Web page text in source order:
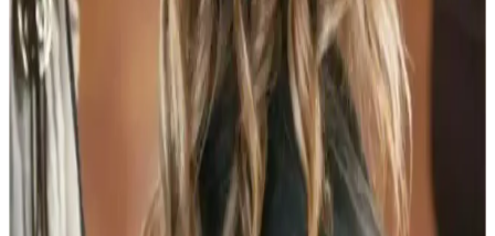
Ryvon’un 1500 watt gücündeki saç kurutma makinesi, yüksek hava
akışı ve iyon teknolojisi ile hızlı, sağlıklı ve parlak saçlar için ideal.
Ergonomik tasarımıyla kullanım konforu sağlar.
Saç Maşası Seçimi ve Kullanım İpuçları: Doğru
Model ve Sağlıklı Saçlar İçin Rehber
Saç maşası seçiminde model, kaplama ve kullanım ipuçlarıyla saç
sağlığını koruyarak şık ve sağlıklı saçlara ulaşmanın yollarını